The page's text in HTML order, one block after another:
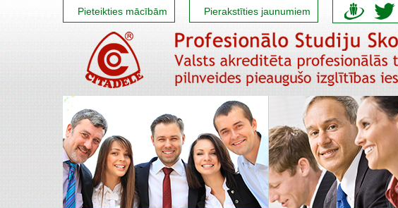
Pieteikties mācībām Pierakstīties jaunumiem